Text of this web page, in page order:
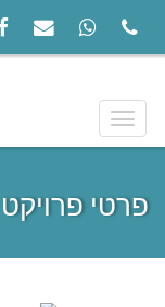
Toggle
navigation
פרטי פרויקט